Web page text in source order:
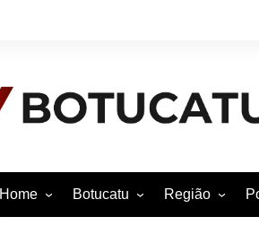
Home Botucatu Região